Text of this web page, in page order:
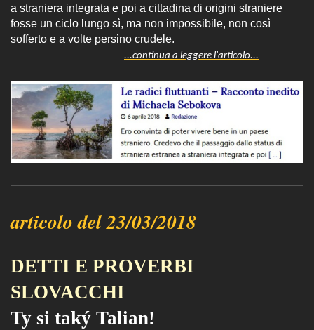
a straniera integrata e poi a cittadina di origini straniere
fosse un ciclo lungo sì, ma non impossibile, non così
sofferto e a volte persino crudele.
...continua a leggere l'articolo...
articolo del 23/03/2018
DETTI E PROVERBI
SLOVACCHI
Ty si taký Talian!